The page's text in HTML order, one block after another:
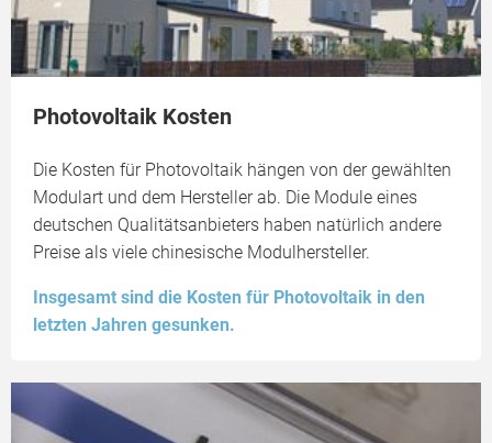
Photovoltaik Kosten
Die Kosten für Photovoltaik hängen von der gewählten
Modulart und dem Hersteller ab. Die Module eines
deutschen Qualitätsanbieters haben natürlich andere
Preise als viele chinesische Modulhersteller.
Insgesamt sind die Kosten für Photovoltaik in den
letzten Jahren gesunken.